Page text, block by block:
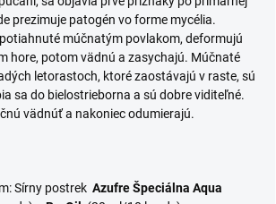
prezimuje patogén vo forme mycélia.
múčnatým povlakom, deformujú
hore, potom vädnú a zasychajú. Múčnaté
letorastoch, ktoré zaostávajú v raste, sú
sa do bielostrieborna a sú dobre viditeľné.
vädnúť a nakoniec odumierajú.
Sírny postrek Azufre Špeciálna Aqua